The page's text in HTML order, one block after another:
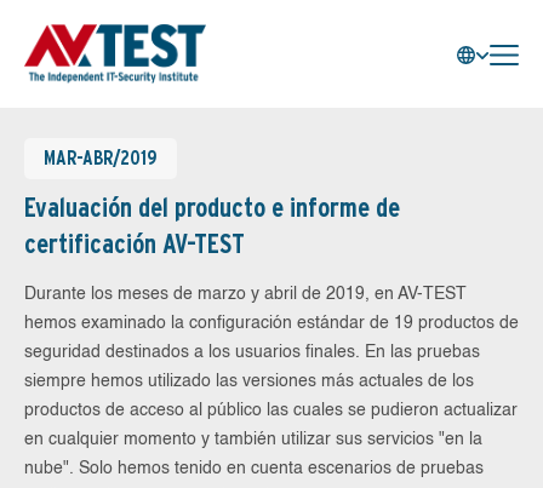
MAR-ABR/2019
Evaluación del producto e informe de
certificación AV-TEST
Durante los meses de marzo y abril de 2019, en AV-TEST
hemos examinado la configuración estándar de 19 productos de
seguridad destinados a los usuarios finales. En las pruebas
siempre hemos utilizado las versiones más actuales de los
productos de acceso al público las cuales se pudieron actualizar
en cualquier momento y también utilizar sus servicios "en la
nube". Solo hemos tenido en cuenta escenarios de pruebas